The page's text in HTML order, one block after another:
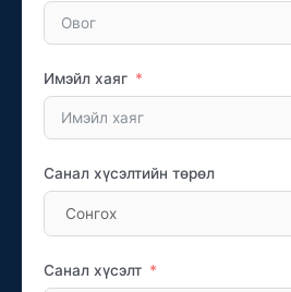
Имэйл хаяг
Санал хүсэлтийн төрөл
Санал хүсэлт